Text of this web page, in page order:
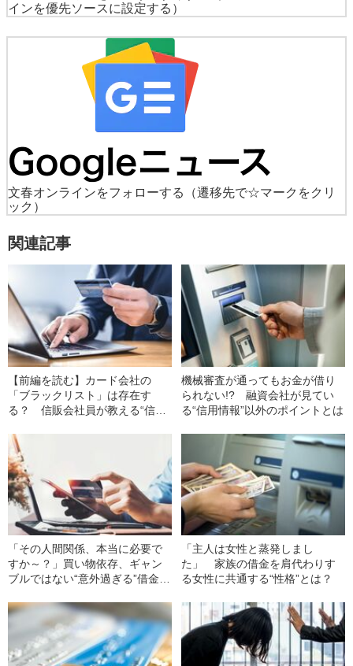
インを優先ソースに設定する）
文春オンラインをフォローする
（遷移先で☆マークをクリ
ック）
関連記事
【前編を読む】カード会社の
「ブラックリスト」は存在す
る？ 信販会社員が教える“信用
機械審査が通ってもお金が借り
られない!? 融資会社が見てい
る“信用情報”以外のポイントとは
「その人間関係、本当に必要で
すか～？」買い物依存、ギャン
ブルではない“意外過ぎる”借金の
「主人は女性と蒸発しまし
た」 家族の借金を肩代わりす
る女性に共通する“性格”とは？